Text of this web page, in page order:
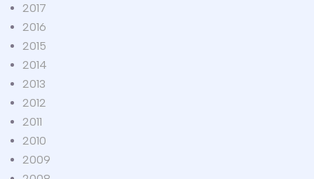
2017
2016
2015
2014
2013
2012
2011
2010
2009